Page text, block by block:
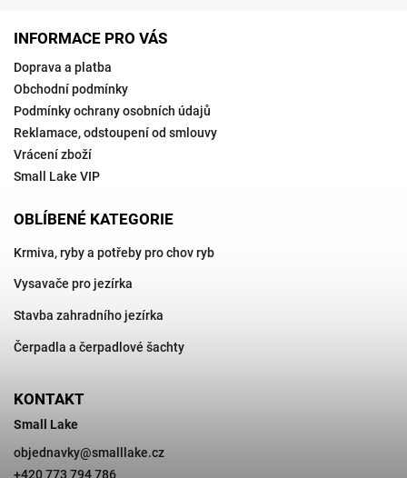
INFORMACE PRO VÁS
Doprava a platba
Obchodní podmínky
Podmínky ochrany osobních údajů
Reklamace, odstoupení od smlouvy
Vrácení zboží
Small Lake VIP
OBLÍBENÉ KATEGORIE
Krmiva, ryby a potřeby pro chov ryb
Vysavače pro jezírka
Stavba zahradního jezírka
Čerpadla a čerpadlové šachty
KONTAKT
Small Lake
objednavky@smalllake.cz
+420 773 794 786